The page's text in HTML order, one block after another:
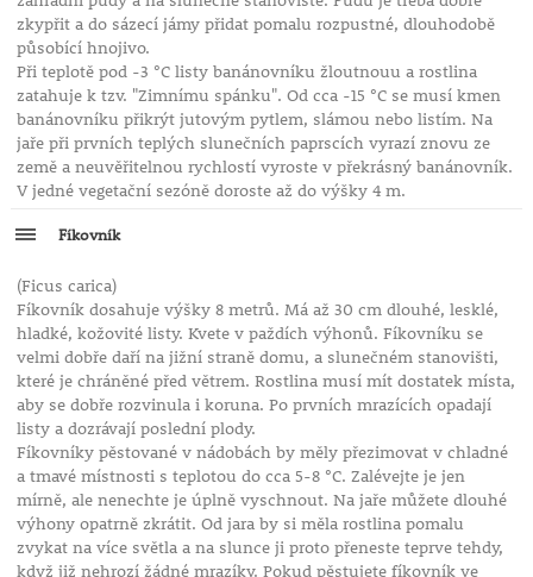
zkypřit a do sázecí jámy přidat pomalu rozpustné, dlouhodobě
působící hnojivo.
Při teplotě pod -3 °C listy banánovníku žloutnouu a rostlina
zatahuje k tzv. "Zimnímu spánku". Od cca -15 °C se musí kmen
banánovníku přikrýt jutovým pytlem, slámou nebo listím. Na
jaře při prvních teplých slunečních paprscích vyrazí znovu ze
země a neuvěřitelnou rychlostí vyroste v překrásný banánovník.
V jedné vegetační sezóně doroste až do výšky 4 m.
Fíkovník
(Ficus carica)
Fíkovník dosahuje výšky 8 metrů. Má až 30 cm dlouhé, lesklé,
hladké, kožovité listy. Kvete v paždích výhonů. Fíkovníku se
velmi dobře daří na jižní straně domu, a slunečném stanovišti,
které je chráněné před větrem. Rostlina musí mít dostatek místa,
aby se dobře rozvinula i koruna. Po prvních mrazících opadají
listy a dozrávají poslední plody.
Fíkovníky pěstované v nádobách by měly přezimovat v chladné
a tmavé místnosti s teplotou do cca 5-8 °C. Zalévejte je jen
mírně, ale nenechte je úplně vyschnout. Na jaře můžete dlouhé
výhony opatrně zkrátit. Od jara by si měla rostlina pomalu
zvykat na více světla a na slunce ji proto přeneste teprve tehdy,
když již nehrozí žádné mrazíky. Pokud pěstujete fíkovník ve